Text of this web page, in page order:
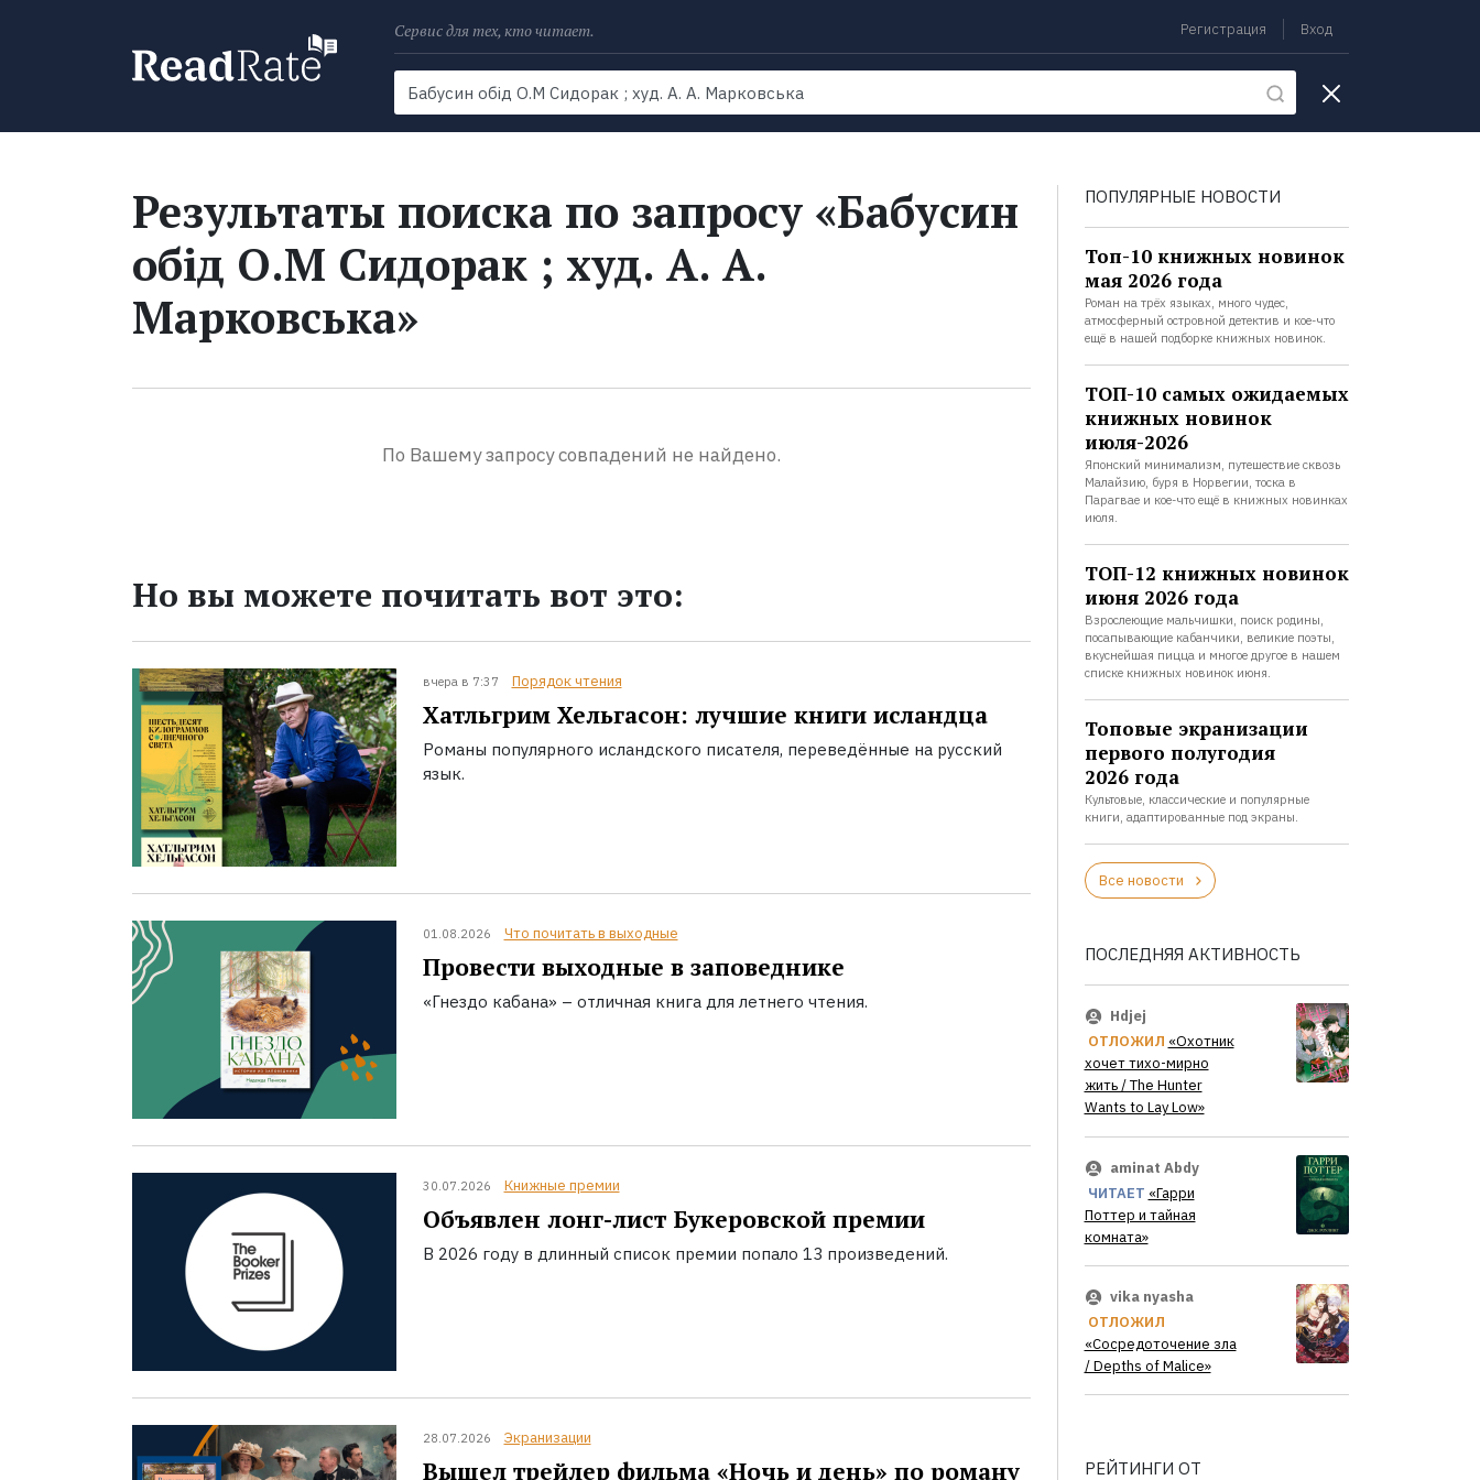
Сервис для тех, кто читает. Регистрация Вход
Поиск
Новости Рейтинги Книги Экранизации
Результаты поиска по запросу «Бабусин
обід О.М Сидорак ; худ. А. А.
Марковська»
По Вашему запросу совпадений не найдено.
Но вы можете почитать вот это:
вчера в 7:37 Порядок чтения
Хатльгрим Хельгасон: лучшие книги исландца
Романы популярного исландского писателя, переведённые на русский
язык.
01.08.2026 Что почитать в выходные
Провести выходные в заповеднике
«Гнездо кабана» – отличная книга для летнего чтения.
30.07.2026 Книжные премии
Объявлен лонг-лист Букеровской премии
В 2026 году в длинный список премии попало 13 произведений.
28.07.2026 Экранизации
Вышел трейлер фильма «Ночь и день» по роману
ПОПУЛЯРНЫЕ НОВОСТИ
Топ-10 книжных новинок
мая 2026 года
Роман на трёх языках, много чудес,
атмосферный островной детектив и кое-что
ещё в нашей подборке книжных новинок.
ТОП-10 самых ожидаемых
книжных новинок
июля-2026
Японский минимализм, путешествие сквозь
Малайзию, буря в Норвегии, тоска в
Парагвае и кое-что ещё в книжных новинках
июля.
ТОП-12 книжных новинок
июня 2026 года
Взрослеющие мальчишки, поиск родины,
посапывающие кабанчики, великие поэты,
вкуснейшая пицца и многое другое в нашем
списке книжных новинок июня.
Топовые экранизации
первого полугодия
2026 года
Культовые, классические и популярные
книги, адаптированные под экраны.
Все новости
ПОСЛЕДНЯЯ АКТИВНОСТЬ
Hdjej
ОТЛОЖИЛ «Охотник
хочет тихо-мирно
жить / The Hunter
Wants to Lay Low»
aminat Abdy
ЧИТАЕТ «Гарри
Поттер и тайная
комната»
vika nyasha
ОТЛОЖИЛ
«Сосредоточение зла
/ Depths of Malice»
РЕЙТИНГИ ОТ